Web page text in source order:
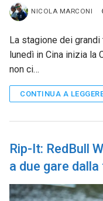
NICOLA MARCONI
La stagione dei
lunedì in Cina inizia la
non ci…
CONTINUA A
Rip-It: RedBull
a due gare dalla